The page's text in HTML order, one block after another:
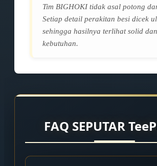
Tim BIGHOKI tidak asal potong
Setiap detail perakitan besi dicek
sehingga hasilnya terlihat solid
kebutuhan.
FAQ SEPUTAR